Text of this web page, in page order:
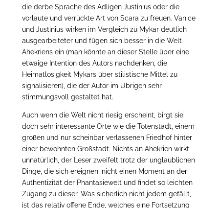
die derbe Sprache des Adligen Justinius oder die
vorlaute und verrückte Art von Scara zu freuen. Vanice
und Justinius wirken im Vergleich zu Mykar deutlich
ausgearbeiteter und fügen sich besser in die Welt
Ahekriens ein (man könnte an dieser Stelle über eine
etwaige Intention des Autors nachdenken, die
Heimatlosigkeit Mykars über stilistische Mittel zu
signalisieren), die der Autor im Übrigen sehr
stimmungsvoll gestaltet hat.
Auch wenn die Welt nicht riesig erscheint, birgt sie
doch sehr interessante Orte wie die Totenstadt, einem
großen und nur scheinbar verlassenen Friedhof hinter
einer bewohnten Großstadt. Nichts an Ahekrien wirkt
unnatürlich, der Leser zweifelt trotz der unglaublichen
Dinge, die sich ereignen, nicht einen Moment an der
Authentizität der Phantasiewelt und findet so leichten
Zugang zu dieser. Was sicherlich nicht jedem gefällt,
ist das relativ offene Ende, welches eine Fortsetzung